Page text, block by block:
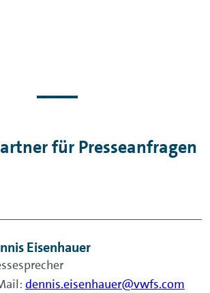
für Presseanfragen
Eisenhauer
dennis.eisenhauer@vwfs.com